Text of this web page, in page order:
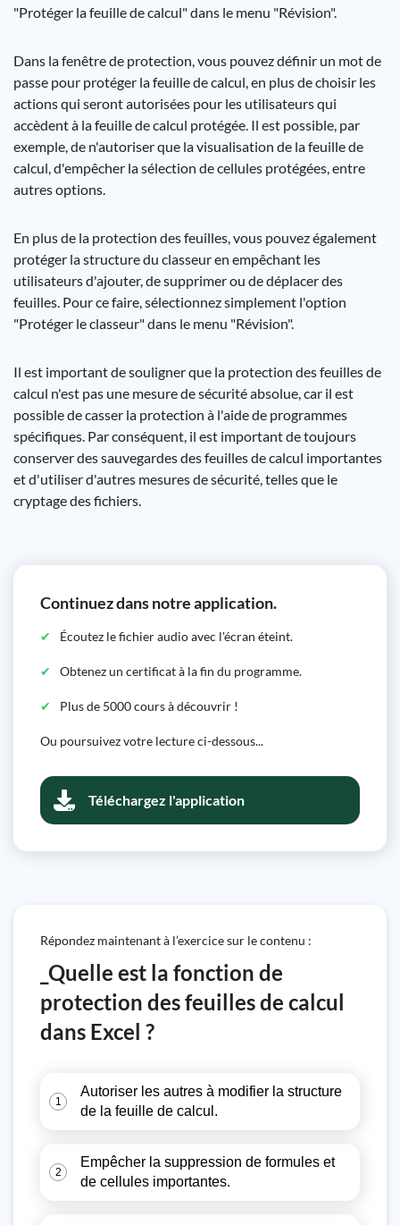
"Protéger la feuille de calcul" dans le menu "Révision".
Dans la fenêtre de protection, vous pouvez définir un mot de
passe pour protéger la feuille de calcul, en plus de choisir les
actions qui seront autorisées pour les utilisateurs qui
accèdent à la feuille de calcul protégée. Il est possible, par
exemple, de n'autoriser que la visualisation de la feuille de
calcul, d'empêcher la sélection de cellules protégées, entre
autres options.
En plus de la protection des feuilles, vous pouvez également
protéger la structure du classeur en empêchant les
utilisateurs d'ajouter, de supprimer ou de déplacer des
feuilles. Pour ce faire, sélectionnez simplement l'option
"Protéger le classeur" dans le menu "Révision".
Il est important de souligner que la protection des feuilles de
calcul n'est pas une mesure de sécurité absolue, car il est
possible de casser la protection à l'aide de programmes
spécifiques. Par conséquent, il est important de toujours
conserver des sauvegardes des feuilles de calcul importantes
et d'utiliser d'autres mesures de sécurité, telles que le
cryptage des fichiers.
Continuez dans notre application.
Écoutez le fichier audio avec l'écran éteint.
Obtenez un certificat à la fin du programme.
Plus de 5000 cours à découvrir !
Ou poursuivez votre lecture ci-dessous...
Téléchargez l'application
Répondez maintenant à l’exercice sur le contenu :
_Quelle est la fonction de
protection des feuilles de calcul
dans Excel ?
1
Autoriser les autres à modifier la structure
de la feuille de calcul.
2
Empêcher la suppression de formules et
de cellules importantes.